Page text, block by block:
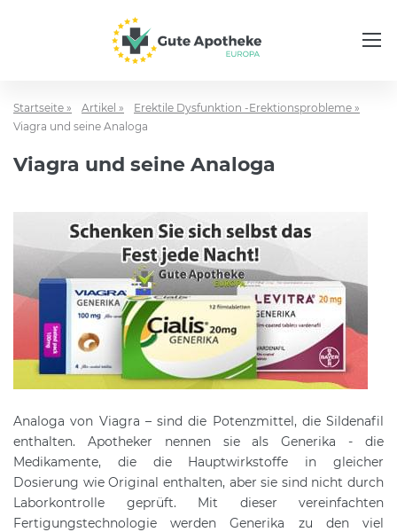
Startseite » Artikel »
Erektile Dysfunktion -Erektionsprobleme »
Viagra und seine Analoga
Viagra und seine Analoga
Analoga von Viagra – sind die Potenzmittel, die Sildenafil
enthalten. Apotheker nennen sie als Generika - die
Medikamente, die die Hauptwirkstoffe in gleicher
Dosierung wie Original enthalten, aber sie sind nicht durch
Laborkontrolle geprüft. Mit dieser vereinfachten
Fertigungstechnologie werden Generika zu den viel